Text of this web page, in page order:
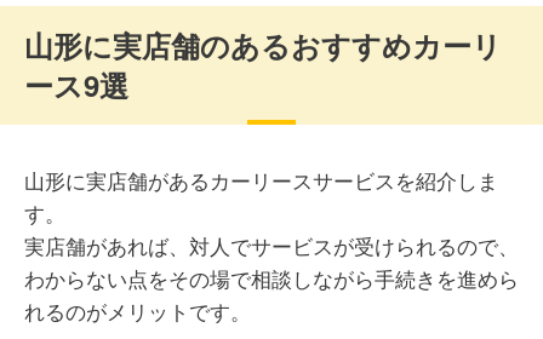
山形に実店舗のあるおすすめカーリ
ース9選
山形に実店舗があるカーリースサービスを紹介しま
す。
実店舗があれば、対人でサービスが受けられるので、
わからない点をその場で相談しながら手続きを進めら
れるのがメリットです。